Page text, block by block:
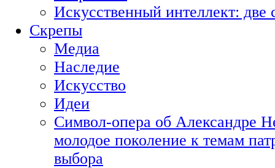
Искусственный интеллект:
Скрепы
Медиа
Наследие
Искусство
Идеи
Символ-опера об Александре
молодое поколение к темам
выбора